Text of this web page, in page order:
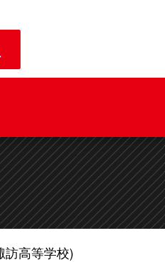
訪高等学校)